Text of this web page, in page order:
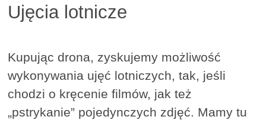
Ujęcia lotnicze
Kupując drona, zyskujemy możliwość
wykonywania ujęć lotniczych, tak, jeśli
chodzi o kręcenie filmów, jak też
„pstrykanie” pojedynczych zdjęć. Mamy tu